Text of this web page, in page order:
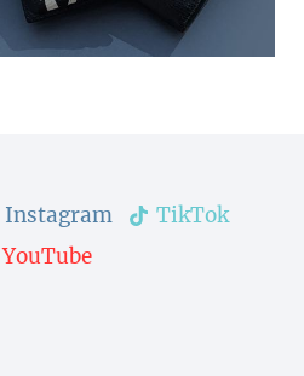
Instagram
TikTok
YouTube